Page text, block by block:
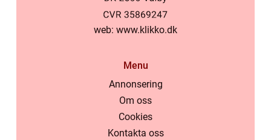
web: www.klikko.dk
Menu
Annonsering
Om oss
Cookies
Kontakta oss